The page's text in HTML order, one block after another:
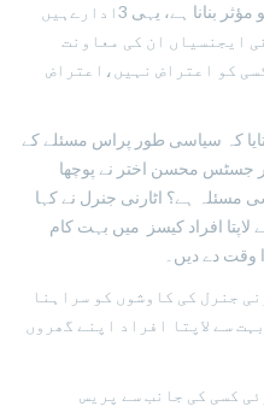
نے پولیس، سی ٹی ڈی اور ایف آئی اے کو مؤثر بنانا ہے، یہی 3ادارےہیں
ایجنسیاں ان کی معاونت
کو اعتراض نہیں،اعتراض
کہ سیاسی طور پراس مسئلے کے
جسٹس محسن اختر نے پوچھا
مسئلہ ہے؟ اٹارنی جنرل نے کہا
افراد کیسز میں بہت کام
وقت دے دیں۔
جنرل کی کاوشوں کو سراہنا
سے لاپتا افراد اپنے گھروں
کسی کی جانب سے پریس